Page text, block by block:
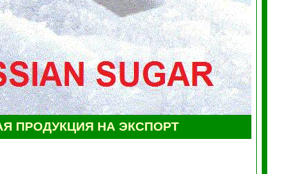
ПРОДУКЦИЯ НА ЭКСПОРТ